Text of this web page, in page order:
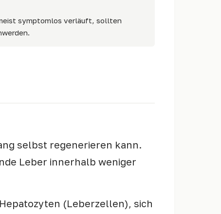
symptomlos verläuft, sollten
selbst regenerieren kann.
Leber innerhalb weniger
(Leberzellen), sich